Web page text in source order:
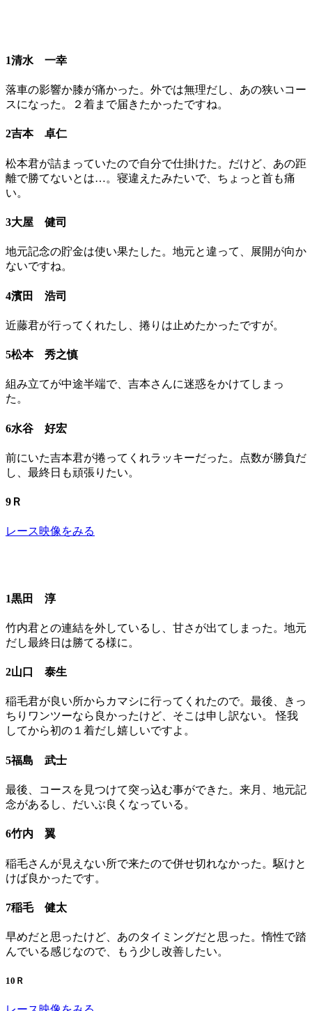
1清水 一幸
落車の影響か膝が痛かった。外では無理だし、あの狭いコー
スになった。２着まで届きたかったですね。
2吉本 卓仁
松本君が詰まっていたので自分で仕掛けた。だけど、あの距
離で勝てないとは…。寝違えたみたいで、ちょっと首も痛
い。
3大屋 健司
地元記念の貯金は使い果たした。地元と違って、展開が向か
ないですね。
4濱田 浩司
近藤君が行ってくれたし、捲りは止めたかったですが。
5松本 秀之慎
組み立てが中途半端で、吉本さんに迷惑をかけてしまっ
た。
6水谷 好宏
前にいた吉本君が捲ってくれラッキーだった。点数が勝負だ
し、最終日も頑張りたい。
9Ｒ
レース映像をみる
1黒田 淳
竹内君との連結を外しているし、甘さが出てしまった。地元
だし最終日は勝てる様に。
2山口 泰生
稲毛君が良い所からカマシに行ってくれたので。最後、きっ
ちりワンツーなら良かったけど、そこは申し訳ない。 怪我
してから初の１着だし嬉しいですよ。
5福島 武士
最後、コースを見つけて突っ込む事ができた。来月、地元記
念があるし、だいぶ良くなっている。
6竹内 翼
稲毛さんが見えない所で来たので併せ切れなかった。駆けと
けば良かったです。
7稲毛 健太
早めだと思ったけど、あのタイミングだと思った。惰性で踏
んでいる感じなので、もう少し改善したい。
10Ｒ